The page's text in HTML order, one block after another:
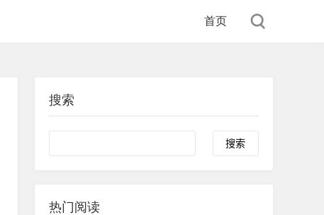
首页
搜索
Search
热门阅读